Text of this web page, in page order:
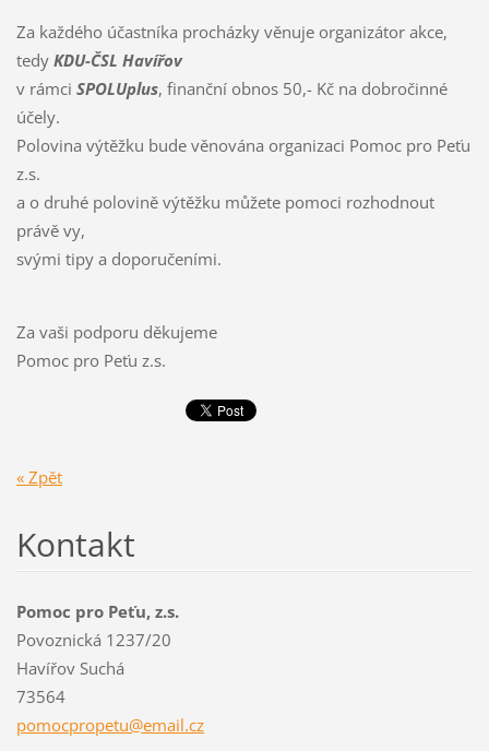
Za každého účastníka procházky věnuje organizátor akce,
tedy KDU-ČSL Havířov
v rámci SPOLUplus, finanční obnos 50,- Kč na dobročinné
účely.
Polovina výtěžku bude věnována organizaci Pomoc pro Peťu
z.s.
a o druhé polovině výtěžku můžete pomoci rozhodnout
právě vy,
svými tipy a doporučeními.
Za vaši podporu děkujeme
Pomoc pro Peťu z.s.
« Zpět
Kontakt
Pomoc pro Peťu, z.s.
Povoznická 1237/20
Havířov Suchá
73564
pomocpropetu@email.cz